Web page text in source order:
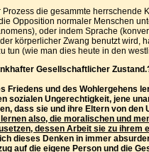
die gesammte herrschende
Opposition normaler Menschen
oder indem Sprache
körperlicher Zwang benutzt wird,
tun (wie man dies heute in den
Gesellschaftlicher
Friedens und des Wohlergehens
sozialen Ungerechtigkeit, jene
dass sie und ihre Eltern von den
also, die moralischen und
dessen Arbeit sie zu ihrem
dieses Denken in immer
auf die eigene Person und die